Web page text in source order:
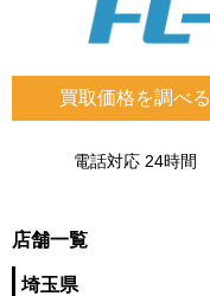
買取価格を調べる
電話対応 24時間
店舗一覧
埼玉県